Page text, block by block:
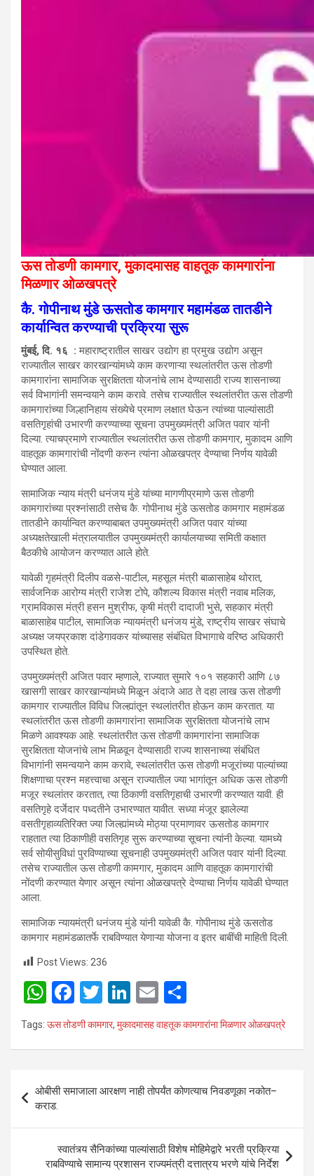
ऊस तोडणी कामगार, मुकादमासह वाहतूक कामगारांना
मिळणार ओळखपत्रे
कै. गोपीनाथ मुंडे ऊसतोड कामगार महामंडळ तातडीने
कार्यान्वित करण्याची प्रक्रिया सुरू
मुंबई, दि. १६ : महाराष्ट्रातील साखर उद्योग हा प्रमुख उद्योग असून
राज्यातील साखर कारखान्यांमध्ये काम करणाऱ्या स्थलांतरीत ऊस तोडणी
कामगारांना सामाजिक सुरक्षितता योजनांचे लाभ देण्यासाठी राज्य शासनाच्या
सर्व विभागांनी समन्वयाने काम करावे. तसेच राज्यातील स्थलांतरीत ऊस तोडणी
कामगारांच्या जिल्हानिहाय संख्येचे प्रमाण लक्षात घेऊन त्यांच्या पाल्यांसाठी
वसतिगृहांची उभारणी करण्याच्या सूचना उपमुख्यमंत्री अजित पवार यांनी
दिल्या. त्याचप्रमाणे राज्यातील स्थलांतरीत ऊस तोडणी कामगार, मुकादम आणि
वाहतूक कामगारांची नोंदणी करुन त्यांना ओळखपत्र देण्याचा निर्णय यावेळी
घेण्यात आला.
सामाजिक न्याय मंत्री धनंजय मुंडे यांच्या मागणीप्रमाणे ऊस तोडणी
कामगारांच्या प्रश्नांसाठी तसेच कै. गोपीनाथ मुंडे ऊसतोड कामगार महामंडळ
तातडीने कार्यान्वित करण्याबाबत उपमुख्यमंत्री अजित पवार यांच्या
अध्यक्षतेखाली मंत्रालयातील उपमुख्यमंत्री कार्यालयाच्या समिती कक्षात
बैठकीचे आयोजन करण्यात आले होते.
यावेळी गृहमंत्री दिलीप वळसे-पाटील, महसूल मंत्री बाळासाहेब थोरात,
सार्वजनिक आरोग्य मंत्री राजेश टोपे, कौशल्य विकास मंत्री नवाब मलिक,
ग्रामविकास मंत्री हसन मुश्रीफ, कृषी मंत्री दादाजी भुसे, सहकार मंत्री
बाळासाहेब पाटील, सामाजिक न्यायमंत्री धनंजय मुंडे, राष्ट्रीय साखर संघाचे
अध्यक्ष जयप्रकाश दांडेगावकर यांच्यासह संबंधित विभागाचे वरिष्ठ अधिकारी
उपस्थित होते.
उपमुख्यमंत्री अजित पवार म्हणाले, राज्यात सुमारे १०१ सहकारी आणि ८७
खासगी साखर कारखान्यांमध्ये मिळून अंदाजे आठ ते दहा लाख ऊस तोडणी
कामगार राज्यातील विविध जिल्ह्यांतून स्थलांतरीत होऊन काम करतात. या
स्थलांतरीत ऊस तोडणी कामगारांना सामाजिक सुरक्षितता योजनांचे लाभ
मिळणे आवश्यक आहे. स्थलांतरीत ऊस तोडणी कामगारांना सामाजिक
सुरक्षितता योजनांचे लाभ मिळवून देण्यासाठी राज्य शासनाच्या संबंधित
विभागांनी समन्वयाने काम करावे, स्थलांतरीत ऊस तोडणी मजूरांच्या पाल्यांच्या
शिक्षणाचा प्रश्न महत्त्वाचा असून राज्यातील ज्या भागांतून अधिक ऊस तोडणी
मजूर स्थलांतर करतात, त्या ठिकाणी वसतिगृहाची उभारणी करण्यात यावी. ही
वसतिगृहे दर्जेदार पध्दतीने उभारण्यात यावीत. सध्या मंजूर झालेल्या
वसतीगृहाव्यतिरिक्त ज्या जिल्ह्यांमध्ये मोठ्या प्रमाणावर ऊसतोड कामगार
राहतात त्या ठिकाणीही वसतिगृह सुरू करण्याच्या सूचना त्यांनी केल्या. यामध्ये
सर्व सोयीसुविधां पुरविण्याच्या सूचनाही उपमुख्यमंत्री अजित पवार यांनी दिल्या.
तसेच राज्यातील ऊस तोडणी कामगार, मुकादम आणि वाहतूक कामगारांची
नोंदणी करण्यात येणार असून त्यांना ओळखपत्रे देण्याचा निर्णय यावेळी घेण्यात
आला.
सामाजिक न्यायमंत्री धनंजय मुंडे यांनी यावेळी कै. गोपीनाथ मुंडे ऊसतोड
कामगार महामंडळातर्फे राबविण्यात येणाऱ्या योजना व इतर बाबींची माहिती दिली.
Post Views: 236
W
h
A
p
p
F
a
o
k
T
wi
tt
Li
n
ke
n
E
m
ail
h
Tags: ऊस तोडणी कामगार, मुकादमासह वाहतूक कामगारांना मिळणार ओळखपत्रे
Post
navigation
ओबीसी समाजाला आरक्षण नाही तोपर्यंत कोणत्‍याच निवडणूका नकोत–
कराड.
स्वातंत्र्य सैनिकांच्या पाल्यांसाठी विशेष मोहिमेद्वारे भरती प्रक्रिया
राबविण्याचे सामान्य प्रशासन राज्यमंत्री दत्तात्रय भरणे यांचे निर्देश